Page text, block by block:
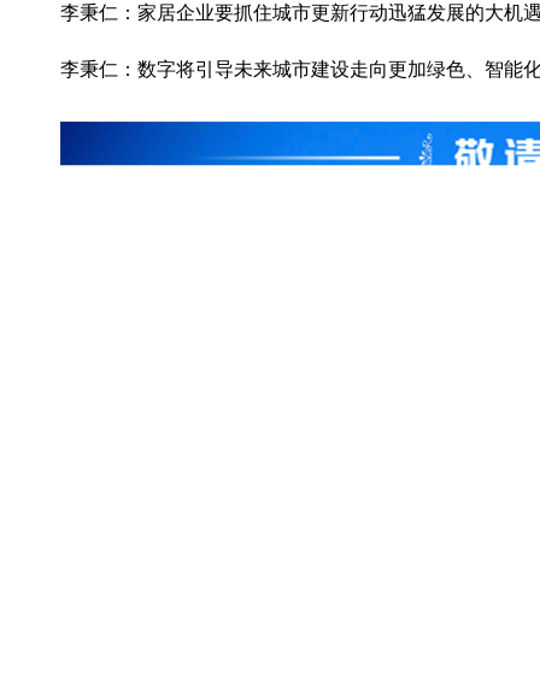
李秉仁：家居企业要抓住城市更新行动迅猛发展的大机
李秉仁：数字将引导未来城市建设走向更加绿色、智能